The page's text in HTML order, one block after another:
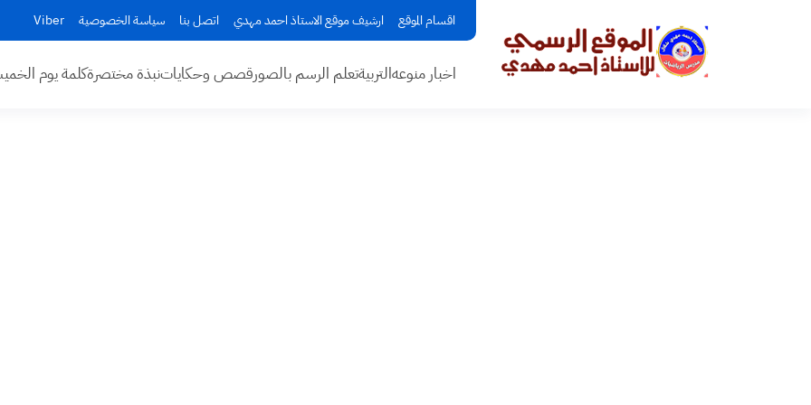
اقسام الموقع ارشيف موقع الاستاذ احمد مهدي اتصل بنا سياسة الخصوصية Viber
اخبار منوعهالتربيةتعلم الرسم بالصورقصص وحكاياتنبذة مختصرةكلمة يوم